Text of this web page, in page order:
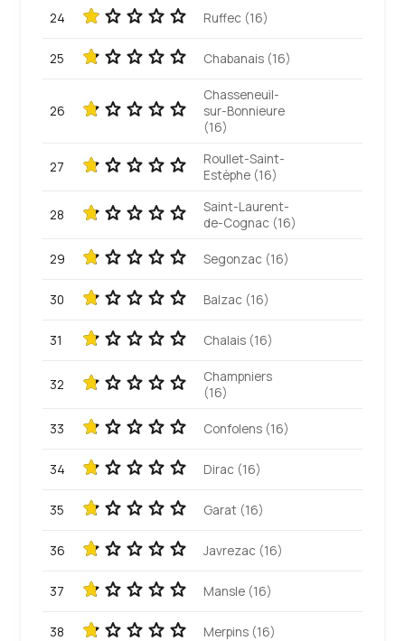
24 Ruffec (16)
25 Chabanais (16)
26
Chasseneuil-
sur-Bonnieure
(16)
27
Roullet-Saint-
Estèphe (16)
28
Saint-Laurent-
de-Cognac (16)
29 Segonzac (16)
30 Balzac (16)
31 Chalais (16)
32
Champniers
(16)
33 Confolens (16)
34 Dirac (16)
35 Garat (16)
36 Javrezac (16)
37 Mansle (16)
38 Merpins (16)